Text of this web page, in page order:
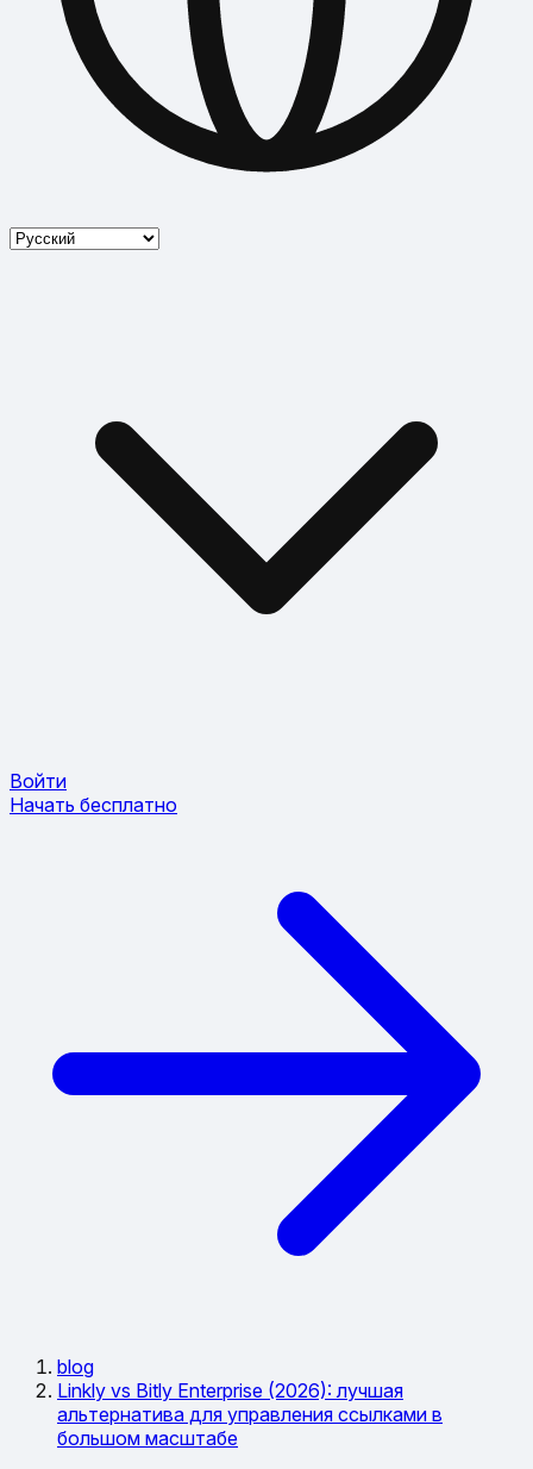
Войти
Начать бесплатно
blog
Linkly vs Bitly Enterprise (2026): лучшая
альтернатива для управления ссылками в
большом масштабе